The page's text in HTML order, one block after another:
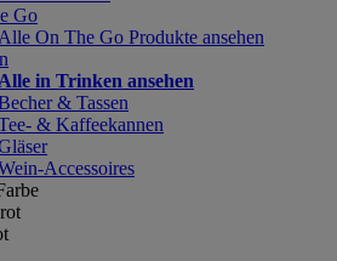
Go
Alle On The Go Produkte ansehen
Alle in Trinken ansehen
& Tassen
& Kaffeekannen
Accessoires